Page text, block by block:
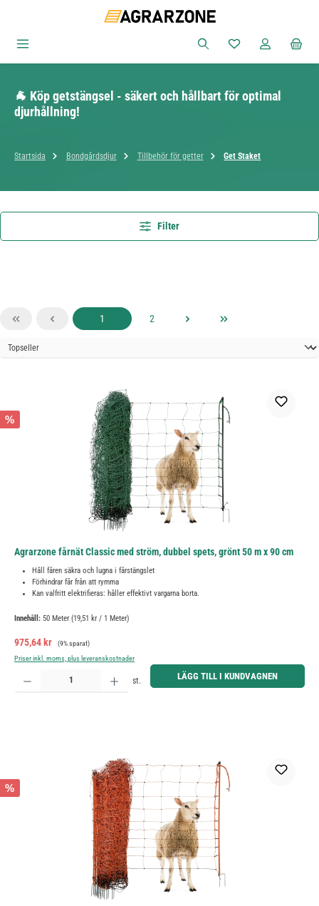
Du har 0 objekt i
🐐 Köp getstängsel - säkert och hållbart för optimal
djurhållning!
Startsida Bondgårdsdjur Tillbehör för getter Get Staket
Filter
Sida
1 Sida
2
%
Agrarzone fårnät Classic med ström, dubbel spets, grönt 50 m x 90 cm
Håll fåren säkra och lugna i fårstängslet
Förhindrar får från att rymma
Kan valfritt elektrifieras: håller effektivt vargarna borta.
Innehåll: 50 Meter (19,51 kr / 1 Meter)
Försäljningspris:
975,64 kr Ordinarie pris:
(9% sparat)
Priser inkl. moms, plus leveranskostnader
Produktkvantitet: Ange önskat belopp eller använd knapparna för att öka eller minska kvantiteten.
st. LÄGG TILL I KUNDVAGNEN
%